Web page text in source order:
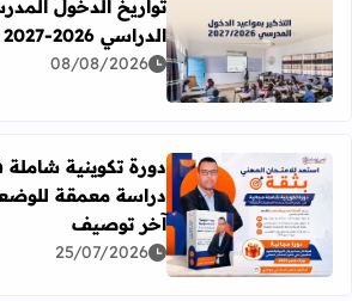
اقرأ المزيد عن تواريخ الدخول
تواريخ الدخول
الدراسي 2026-2027
08/08/2026
اقرأ المزيد عن دورة تكوينية
دورة تكوينية شاملة
دراسة معمقة
آخر توصيف
25/07/2026